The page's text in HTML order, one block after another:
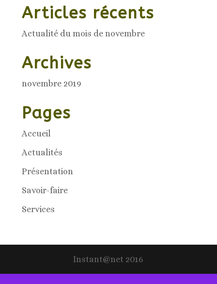
Articles récents
Actualité du mois de novembre
Archives
novembre 2019
Pages
Accueil
Actualités
Présentation
Savoir-faire
Services
Instant@net 2016